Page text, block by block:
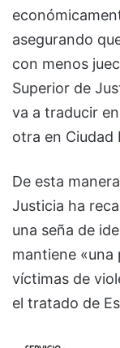
asegurando
con menos
Superior de
va a traducir
otra en Ciudad
De esta
Justicia ha
una seña de
mantiene «una
víctimas de
el tratado de